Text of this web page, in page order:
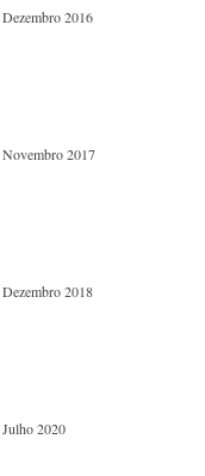
2016
2017
2018
2020